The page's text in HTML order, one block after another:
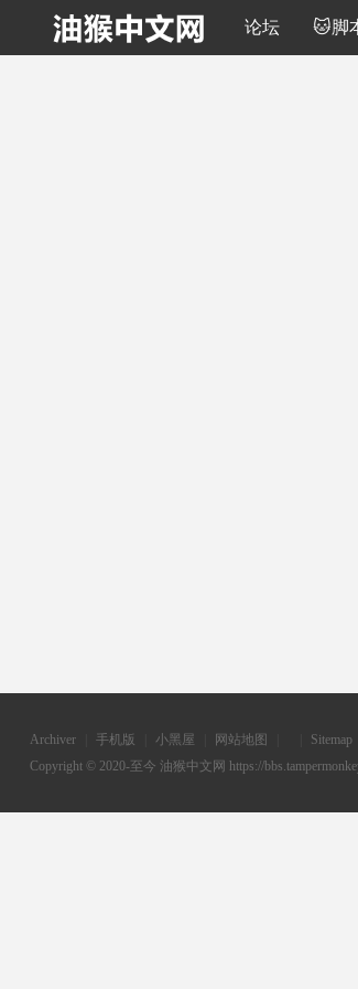
论坛 🐱脚
Archiver 手机版 小黑屋 网站地图
Sitemap
Copyright © 2020-至今 油猴中文网 https://